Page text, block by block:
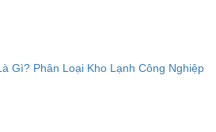
Gì? Phân Loại Kho Lạnh Công Nghiệp